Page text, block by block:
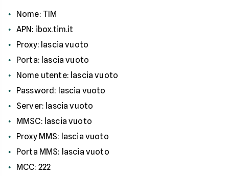
Nome: TIM
APN: ibox.tim.it
Proxy: lascia vuoto
Porta: lascia vuoto
Nome utente: lascia vuoto
Password: lascia vuoto
Server: lascia vuoto
MMSC: lascia vuoto
Proxy MMS: lascia vuoto
Porta MMS: lascia vuoto
MCC: 222